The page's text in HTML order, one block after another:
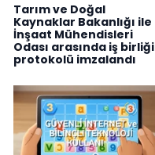
Tarım ve Doğal
Kaynaklar Bakanlığı ile
İnşaat Mühendisleri
Odası arasında iş birliği
protokolü imzalandı